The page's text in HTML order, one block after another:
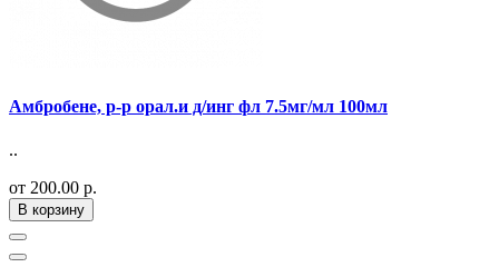
Амбробене, р-р орал.и д/инг фл 7.5мг/мл 100мл
..
от 200.00 р.
В корзину